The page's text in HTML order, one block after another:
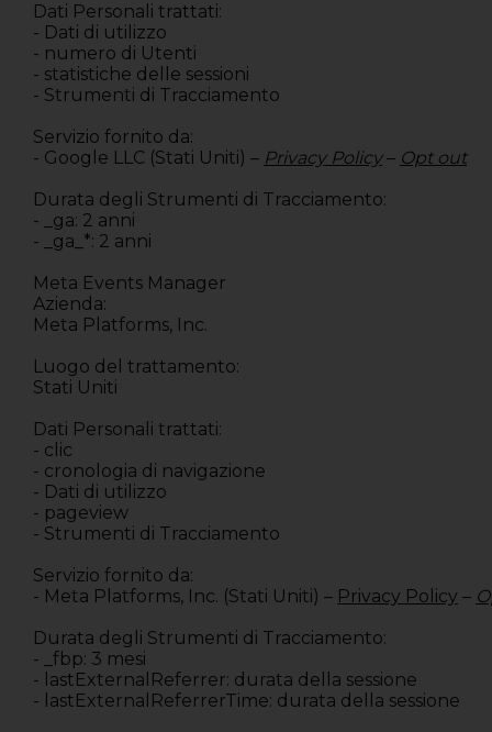
Dati Personali trattati:
- Dati di utilizzo
- numero di Utenti
- statistiche delle sessioni
- Strumenti di Tracciamento
Servizio fornito da:
- Google LLC (Stati Uniti) – Privacy Policy – Opt out
Durata degli Strumenti di Tracciamento:
- _ga: 2 anni
- _ga_*: 2 anni
Meta Events Manager
Azienda:
Meta Platforms, Inc.
Luogo del trattamento:
Stati Uniti
Dati Personali trattati:
- clic
- cronologia di navigazione
- Dati di utilizzo
- pageview
- Strumenti di Tracciamento
Servizio fornito da:
- Meta Platforms, Inc. (Stati Uniti) – Privacy Policy –
Durata degli Strumenti di Tracciamento:
- _fbp: 3 mesi
- lastExternalReferrer: durata della sessione
- lastExternalReferrerTime: durata della sessione